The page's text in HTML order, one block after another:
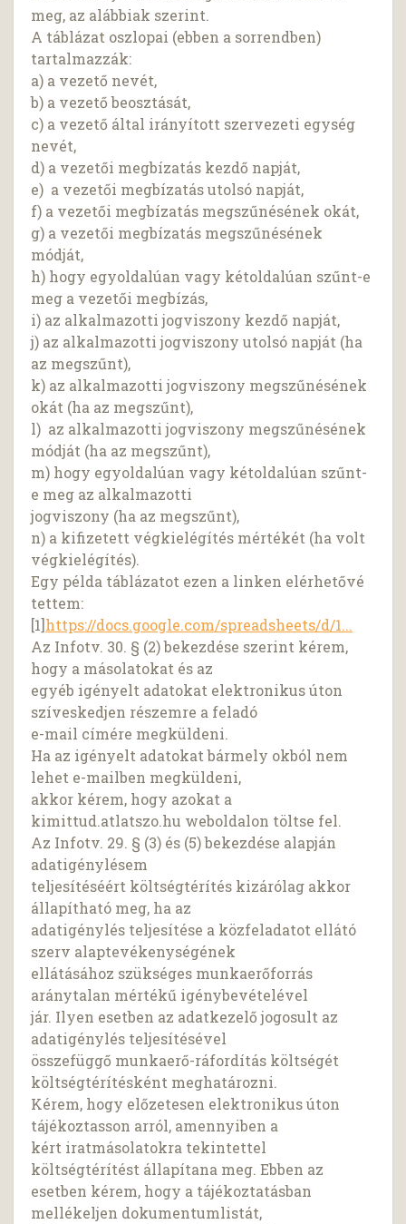
meg, az alábbiak szerint.
A táblázat oszlopai (ebben a sorrendben)
tartalmazzák:
a) a vezető nevét,
b) a vezető beosztását,
c) a vezető által irányított szervezeti egység
nevét,
d) a vezetői megbízatás kezdő napját,
e) a vezetői megbízatás utolsó napját,
f) a vezetői megbízatás megszűnésének okát,
g) a vezetői megbízatás megszűnésének
módját,
h) hogy egyoldalúan vagy kétoldalúan szűnt-e
meg a vezetői megbízás,
i) az alkalmazotti jogviszony kezdő napját,
j) az alkalmazotti jogviszony utolsó napját (ha
az megszűnt),
k) az alkalmazotti jogviszony megszűnésének
okát (ha az megszűnt),
l) az alkalmazotti jogviszony megszűnésének
módját (ha az megszűnt),
m) hogy egyoldalúan vagy kétoldalúan szűnt-
e meg az alkalmazotti
jogviszony (ha az megszűnt),
n) a kifizetett végkielégítés mértékét (ha volt
végkielégítés).
Egy példa táblázatot ezen a linken elérhetővé
tettem:
[1]https://docs.google.com/spreadsheets/d/1...
Az Infotv. 30. § (2) bekezdése szerint kérem,
hogy a másolatokat és az
egyéb igényelt adatokat elektronikus úton
szíveskedjen részemre a feladó
e-mail címére megküldeni.
Ha az igényelt adatokat bármely okból nem
lehet e-mailben megküldeni,
akkor kérem, hogy azokat a
kimittud.atlatszo.hu weboldalon töltse fel.
Az Infotv. 29. § (3) és (5) bekezdése alapján
adatigénylésem
teljesítéséért költségtérítés kizárólag akkor
állapítható meg, ha az
adatigénylés teljesítése a közfeladatot ellátó
szerv alaptevékenységének
ellátásához szükséges munkaerőforrás
aránytalan mértékű igénybevételével
jár. Ilyen esetben az adatkezelő jogosult az
adatigénylés teljesítésével
összefüggő munkaerő-ráfordítás költségét
költségtérítésként meghatározni.
Kérem, hogy előzetesen elektronikus úton
tájékoztasson arról, amennyiben a
kért iratmásolatokra tekintettel
költségtérítést állapítana meg. Ebben az
esetben kérem, hogy a tájékoztatásban
mellékeljen dokumentumlistát,